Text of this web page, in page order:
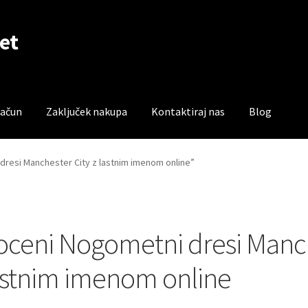
Zaključek nakupa Kontaktiraj nas Blog
Trgovina Zaključek nakupa
Manchester City z lastnim imenom online”
Nogometni dresi
imenom online